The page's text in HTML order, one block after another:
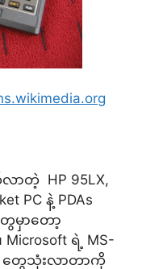
ာတဲ့ HP 95LX,
PC နဲ့ PDAs
ေမှာတော့
Microsoft ရဲ့ MS-
တွေသုံးလာတာကို